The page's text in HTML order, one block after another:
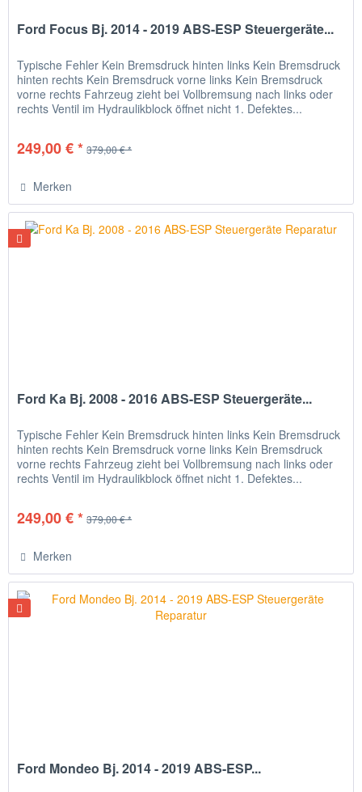
Ford Focus Bj. 2014 - 2019 ABS-ESP Steuergeräte...
Typische Fehler Kein Bremsdruck hinten links Kein Bremsdruck
hinten rechts Kein Bremsdruck vorne links Kein Bremsdruck
vorne rechts Fahrzeug zieht bei Vollbremsung nach links oder
rechts Ventil im Hydraulikblock öffnet nicht 1. Defektes...
249,00 € * 379,00 € *
Merken
Ford Ka Bj. 2008 - 2016 ABS-ESP Steuergeräte...
Typische Fehler Kein Bremsdruck hinten links Kein Bremsdruck
hinten rechts Kein Bremsdruck vorne links Kein Bremsdruck
vorne rechts Fahrzeug zieht bei Vollbremsung nach links oder
rechts Ventil im Hydraulikblock öffnet nicht 1. Defektes...
249,00 € * 379,00 € *
Merken
Ford Mondeo Bj. 2014 - 2019 ABS-ESP...